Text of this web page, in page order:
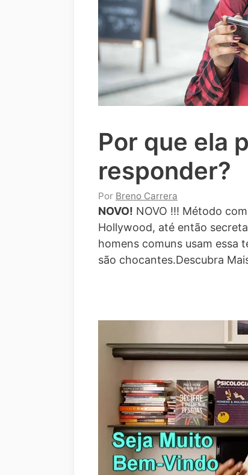
Por que ela
responder?
Por Breno Carrera
NOVO! NOVO !!! Método
Hollywood, até então
homens comuns usam essa
são chocantes.Descubra